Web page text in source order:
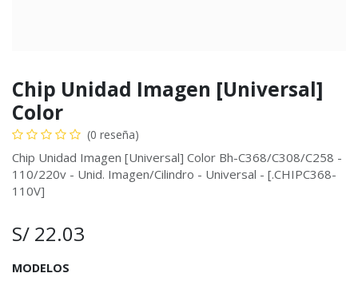
Chip Unidad Imagen [Universal]
Color
(0 reseña)
Chip Unidad Imagen [Universal] Color Bh-C368/C308/C258 -
110/220v - Unid. Imagen/Cilindro - Universal - [.CHIPC368-
110V]
S/ 22.03
MODELOS